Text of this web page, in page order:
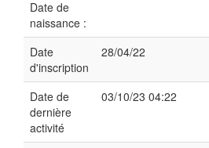
Date de
naissance :
Date
d'inscription
28/04/22
Date de
dernière
activité
03/10/23 04:22